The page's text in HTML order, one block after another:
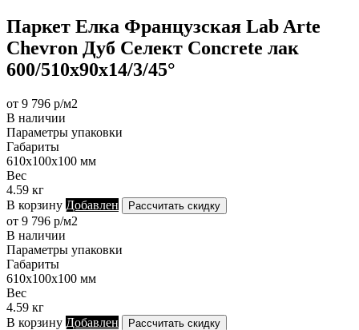
Паркет Елка Французская Lab Arte
Chevron Дуб Селект Concrete лак
600/510х90х14/3/45°
от 9 796 р/м2
В наличии
Параметры упаковки
Габариты
610х100х100 мм
Вес
4.59 кг
В корзину Добавлен Рассчитать скидку
от 9 796 р/м2
В наличии
Параметры упаковки
Габариты
610х100х100 мм
Вес
4.59 кг
В корзину Добавлен Рассчитать скидку